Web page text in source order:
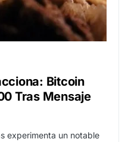
Bitcoin
Tras Mensaje
experimenta un notable